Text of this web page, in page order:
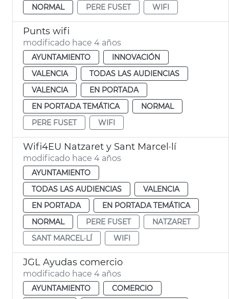
NORMAL PERE FUSET WIFI
Punts wifi
modificado hace 4 años
AYUNTAMIENTO
INNOVACIÓN
VALENCIA
TODAS LAS AUDIENCIAS
VALENCIA
EN PORTADA
EN PORTADA TEMÁTICA
NORMAL
PERE FUSET
WIFI
Wifi4EU Natzaret y Sant Marcel·lí
modificado hace 4 años
AYUNTAMIENTO
TODAS LAS AUDIENCIAS
VALENCIA
EN PORTADA
EN PORTADA TEMÁTICA
NORMAL
PERE FUSET
NATZARET
SANT MARCEL·LÍ
WIFI
JGL Ayudas comercio
modificado hace 4 años
AYUNTAMIENTO
COMERCIO